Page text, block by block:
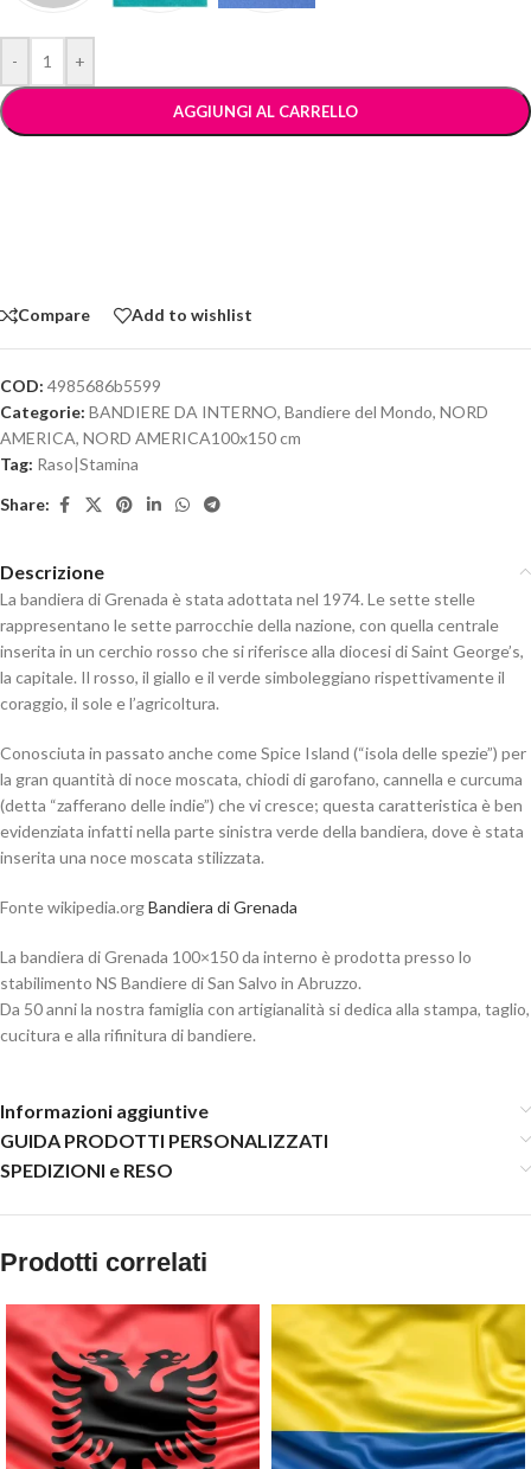
- +
AGGIUNGI AL CARRELLO
Compare Add to wishlist
COD: 4985686b5599
Categorie: BANDIERE DA INTERNO, Bandiere del Mondo, NORD
AMERICA, NORD AMERICA100x150 cm
Tag: Raso|Stamina
Share:
Descrizione
La bandiera di Grenada è stata adottata nel 1974. Le sette stelle
rappresentano le sette parrocchie della nazione, con quella centrale
inserita in un cerchio rosso che si riferisce alla diocesi di Saint George’s,
la capitale. Il rosso, il giallo e il verde simboleggiano rispettivamente il
coraggio, il sole e l’agricoltura.
Conosciuta in passato anche come Spice Island (“isola delle spezie”) per
la gran quantità di noce moscata, chiodi di garofano, cannella e curcuma
(detta “zafferano delle indie”) che vi cresce; questa caratteristica è ben
evidenziata infatti nella parte sinistra verde della bandiera, dove è stata
inserita una noce moscata stilizzata.
Fonte wikipedia.orgBandiera di Grenada
La bandiera di Grenada 100×150 da interno è prodotta presso lo
stabilimento NS Bandiere di San Salvo in Abruzzo.
Da 50 anni la nostra famiglia con artigianalità si dedica alla stampa, taglio,
cucitura e alla rifinitura di bandiere.
Informazioni aggiuntive
GUIDA PRODOTTI PERSONALIZZATI
SPEDIZIONI e RESO
Prodotti correlati